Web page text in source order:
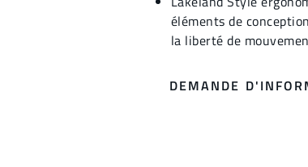
éléments de
la liberté de
DEMANDE